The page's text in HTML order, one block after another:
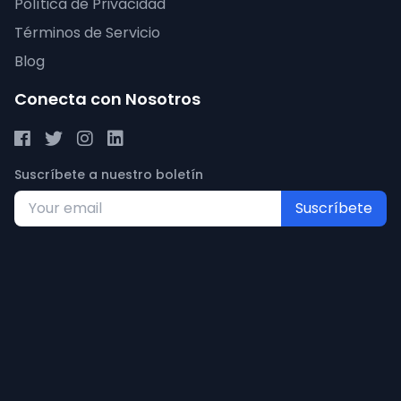
Política de Privacidad
Términos de Servicio
Blog
Conecta con Nosotros
Suscríbete a nuestro boletín
Suscríbete